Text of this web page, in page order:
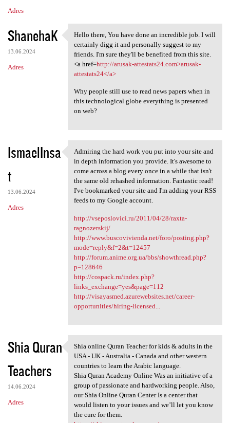
Adres
ShanehaK
13.06.2024
Adres
Hello there, You have done
Hello there, You have done an incredible job. I will
certainly digg it and personally suggest to my
friends. I'm sure they'll be benefited from this site.
<a href=http://arusak-attestats24.com>arusak-
attestats24</a>
Why people still use to read news papers when in
this technological globe everything is presented
on web?
IsmaelInsa
t
13.06.2024
Adres
Admiring the hard work you
Admiring the hard work you put into your site and
in depth information you provide. It's awesome to
come across a blog every once in a while that isn't
the same old rehashed information. Fantastic read!
I've bookmarked your site and I'm adding your RSS
feeds to my Google account.
http://vseposlovici.ru/2011/04/28/raxta-
ragnozerskij/
http://www.buscovivienda.net/foro/posting.php?
mode=reply&f=2&t=12457
http://forum.anime.org.ua/bbs/showthread.php?
p=128646
http://cospack.ru/index.php?
links_exchange=yes&page=112
http://visayasmed.azurewebsites.net/career-
opportunities/hiring-licensed...
Shia Quran
Teachers
14.06.2024
Adres
Shia online Quran Teacher for
Shia online Quran Teacher for kids & adults in the
USA - UK - Australia - Canada and other western
countries to learn the Arabic language.
Shia Quran Academy Online Was an initiative of a
group of passionate and hardworking people. Also,
our Shia Online Quran Center Is a center that
would listen to your issues and we’ll let you know
the cure for them.